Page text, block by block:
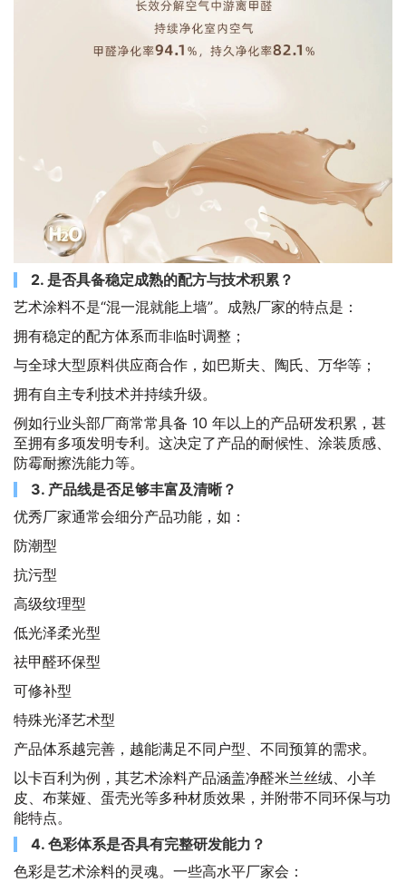
2. 是否具备稳定成熟的配方与技术积累？
艺术涂料不是“混一混就能上墙”。成熟厂家的特点是：
拥有稳定的配方体系而非临时调整；
与全球大型原料供应商合作，如巴斯夫、陶氏、万华等；
拥有自主专利技术并持续升级。
例如行业头部厂商常常具备 10 年以上的产品研发积累，甚
至拥有多项发明专利。这决定了产品的耐候性、涂装质感、
防霉耐擦洗能力等。
3. 产品线是否足够丰富及清晰？
优秀厂家通常会细分产品功能，如：
防潮型
抗污型
高级纹理型
低光泽柔光型
祛甲醛环保型
可修补型
特殊光泽艺术型
产品体系越完善，越能满足不同户型、不同预算的需求。
以卡百利为例，其艺术涂料产品涵盖净醛米兰丝绒、小羊
皮、布莱娅、蛋壳光等多种材质效果，并附带不同环保与功
能特点。
4. 色彩体系是否具有完整研发能力？
色彩是艺术涂料的灵魂。一些高水平厂家会：